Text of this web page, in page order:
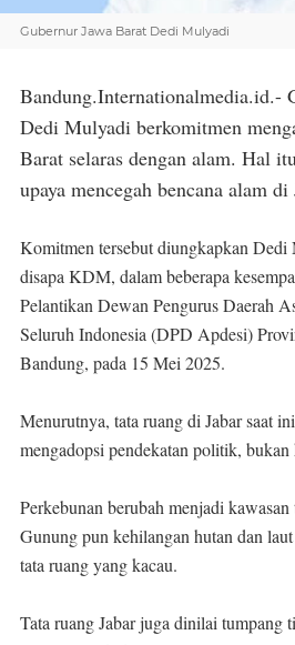
Gubernur Jawa Barat Dedi Mulyadi
Bandung.Internationalmedia.id.-
Dedi Mulyadi berkomitmen
Barat selaras dengan alam. Hal
upaya mencegah bencana alam di
Komitmen tersebut diungkapkan
disapa KDM, dalam beberapa
Pelantikan Dewan Pengurus Daerah
Seluruh Indonesia (DPD Apdesi)
Bandung, pada 15 Mei 2025.
Menurutnya, tata ruang di Jabar saat
mengadopsi pendekatan politik, bukan
Perkebunan berubah menjadi
Gunung pun kehilangan hutan dan
tata ruang yang kacau.
Tata ruang Jabar juga dinilai tumpang